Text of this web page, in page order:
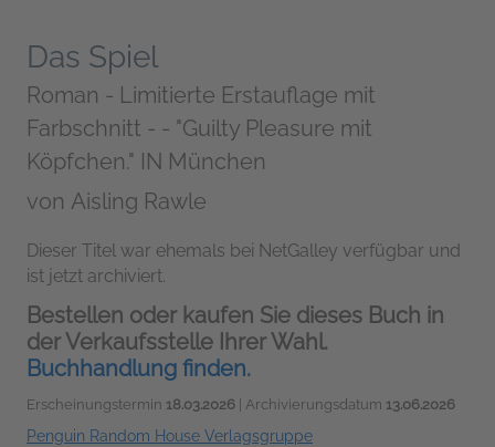
Das Spiel
Roman - Limitierte Erstauflage mit
Farbschnitt - - "Guilty Pleasure mit
Köpfchen." IN München
von Aisling Rawle
Dieser Titel war ehemals bei NetGalley verfügbar und
ist jetzt archiviert.
Bestellen oder kaufen Sie dieses Buch in
der Verkaufsstelle Ihrer Wahl.
Buchhandlung finden.
Erscheinungstermin 18.03.2026 | Archivierungsdatum 13.06.2026
Penguin Random House Verlagsgruppe